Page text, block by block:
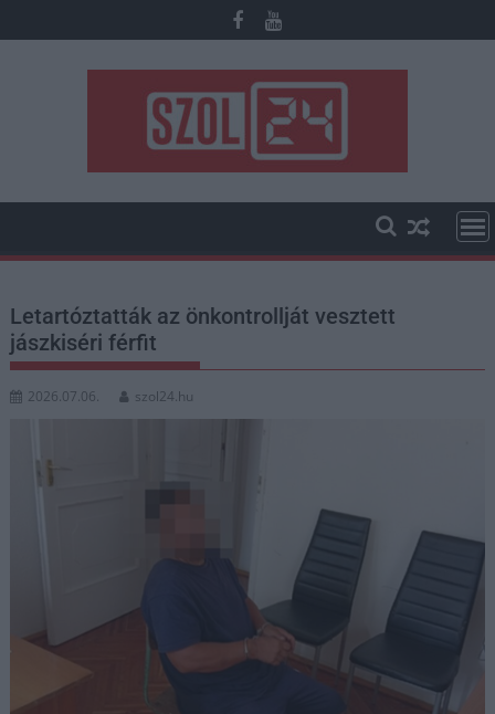
to
Letartóztatták az önkontrollját vesztett
jászkiséri férfit
2026.07.06. szol24.hu